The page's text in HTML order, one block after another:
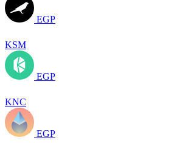
EGP
KSM
EGP
KNC
EGP